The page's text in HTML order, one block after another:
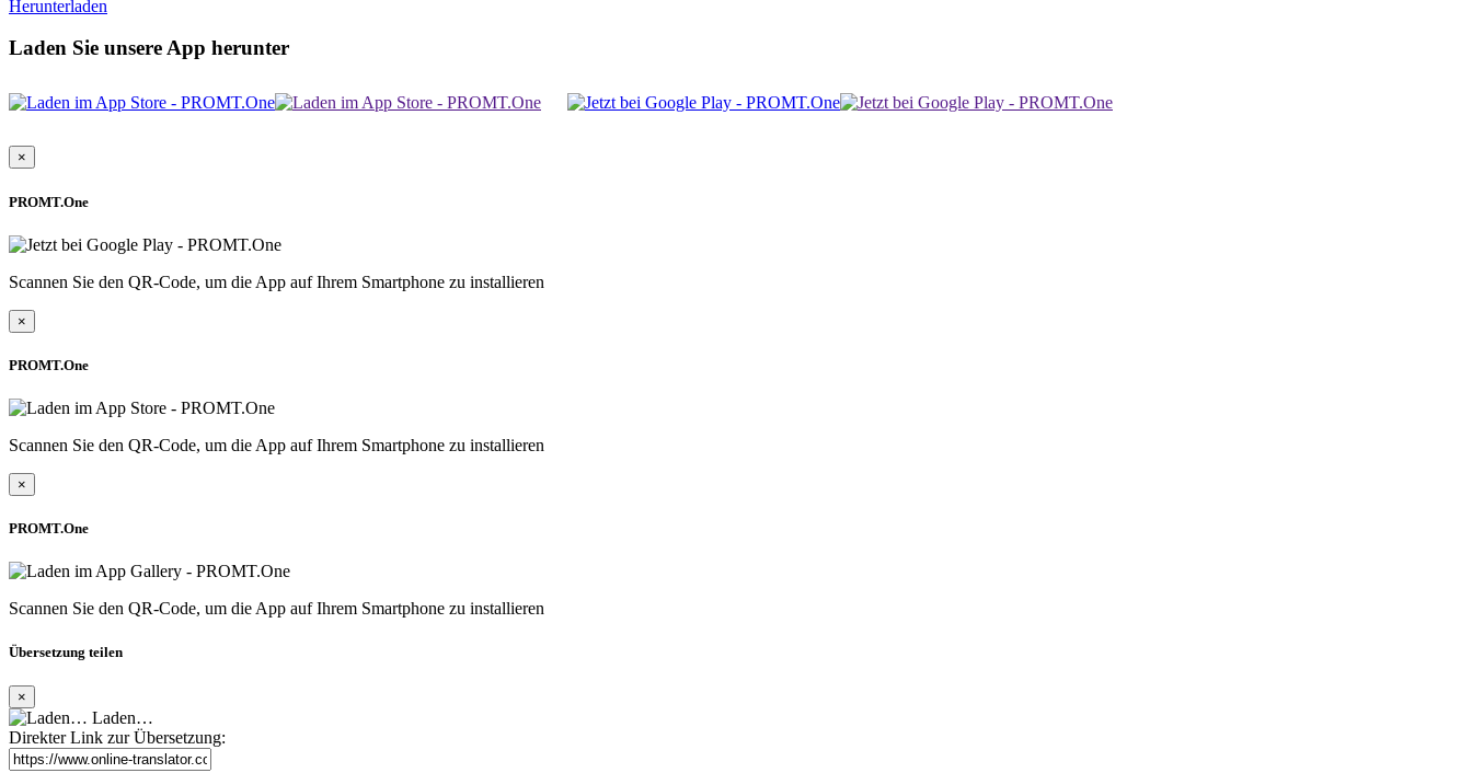
Herunterladen
Laden Sie unsere App herunter
×
PROMT.One
Scannen Sie den QR-Code, um die App auf Ihrem Smartphone zu installieren
×
PROMT.One
Scannen Sie den QR-Code, um die App auf Ihrem Smartphone zu installieren
×
PROMT.One
Scannen Sie den QR-Code, um die App auf Ihrem Smartphone zu installieren
Übersetzung teilen
×
Laden…
Direkter Link zur Übersetzung: